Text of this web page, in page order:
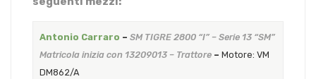
Antonio Carraro – SM TIGRE 2800 “I” – Serie 13 “SM”
Matricola inizia con 13209013 – Trattore– Motore: VM
DM862/A